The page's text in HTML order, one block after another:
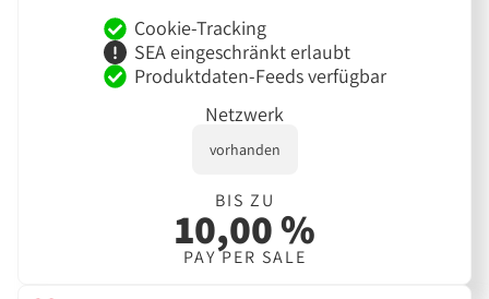
Cookie-Tracking
SEA eingeschränkt erlaubt
Produktdaten-Feeds verfügbar
Netzwerk
vorhanden
BIS ZU
10,00 %
PAY PER SALE